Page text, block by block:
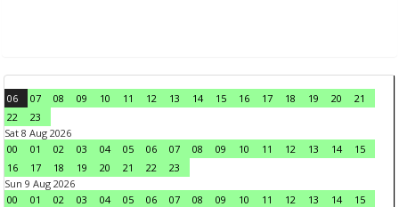
06 07 08 09 10 11 12 13 14 15 16 17 18 19 20
21
22
23
Sat 8 Aug 2026
00
01 02 03 04 05 06 07 08 09 10 11 12 13 14
15
16
17 18 19 20 21 22
23
Sun 9 Aug 2026
00
01 02 03 04 05 06 07 08 09 10 11 12 13 14
15